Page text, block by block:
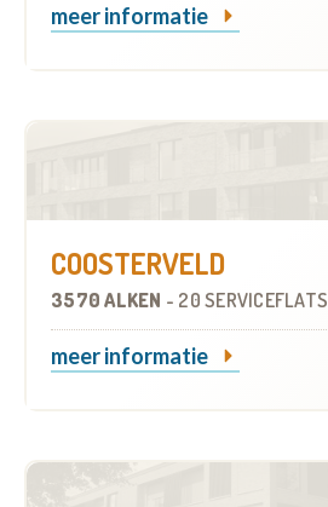
meer informatie
COOSTERVELD
3570 ALKEN - 20 SERVICEFLATS
meer informatie